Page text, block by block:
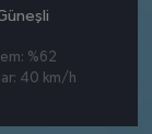
%62
40 km/h